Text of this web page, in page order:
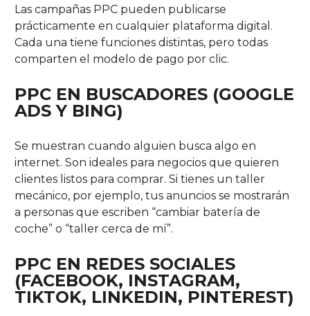
Las campañas PPC pueden publicarse
prácticamente en cualquier plataforma digital.
Cada una tiene funciones distintas, pero todas
comparten el modelo de pago por clic.
PPC EN BUSCADORES (GOOGLE
ADS Y BING)
Se muestran cuando alguien busca algo en
internet. Son ideales para negocios que quieren
clientes listos para comprar. Si tienes un taller
mecánico, por ejemplo, tus anuncios se mostrarán
a personas que escriben “cambiar batería de
coche” o “taller cerca de mí”.
PPC EN REDES SOCIALES
(FACEBOOK, INSTAGRAM,
TIKTOK, LINKEDIN, PINTEREST)